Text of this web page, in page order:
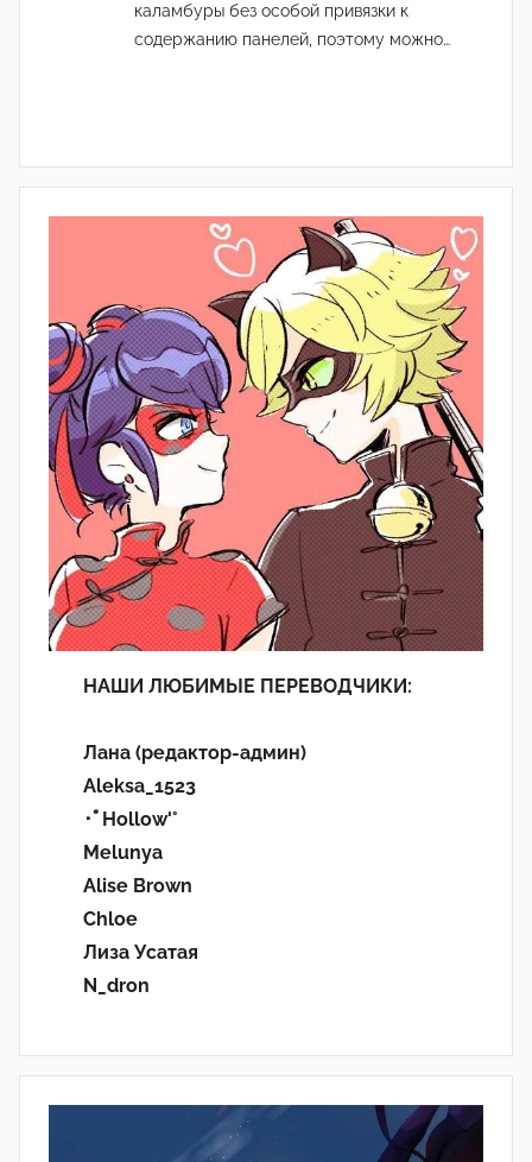
каламбуры без особой привязки к
содержанию панелей, поэтому можно…
НАШИ ЛЮБИМЫЕ ПЕРЕВОДЧИКИ:
Лана (редактор-админ)
Aleksa_1523
･ﾟHollow'°
Melunya
Alise Brown
Chloe
Лиза Усатая
N_dron